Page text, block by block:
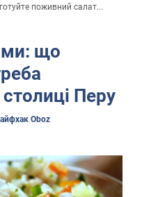
поживний салат...
що
Перу
Oboz